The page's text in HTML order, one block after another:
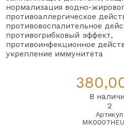
нормализация водно-
противоаллергическое
противовоспалительное
противогрибковый эффект
противоинфекционное
укрепление иммунитета
В
2
Артикул